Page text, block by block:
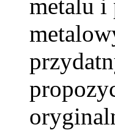
metalu i